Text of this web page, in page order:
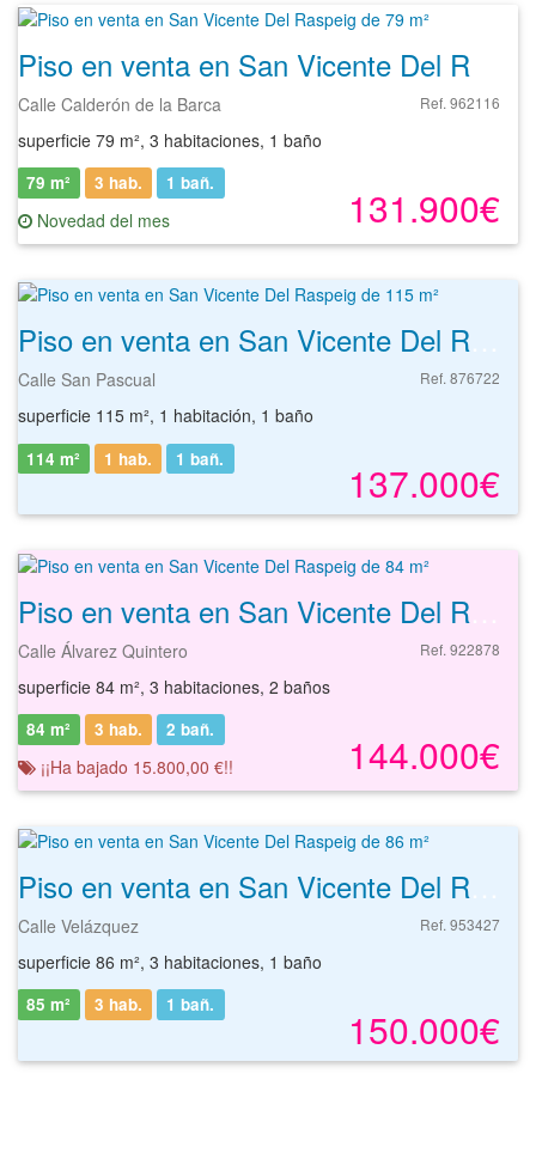
Calle Calderón de la Barca Ref. 962116
superficie 79 m², 3 habitaciones, 1 baño
131.900€
79 m² 3 hab. 1 bañ.
Novedad del mes
Calle San Pascual Ref. 876722
superficie 115 m², 1 habitación, 1 baño
137.000€
114 m² 1 hab. 1 bañ.
Calle Álvarez Quintero Ref. 922878
superficie 84 m², 3 habitaciones, 2 baños
144.000€
84 m² 3 hab. 2 bañ.
¡¡Ha bajado 15.800,00 €!!
Calle Velázquez Ref. 953427
superficie 86 m², 3 habitaciones, 1 baño
150.000€
85 m² 3 hab. 1 bañ.